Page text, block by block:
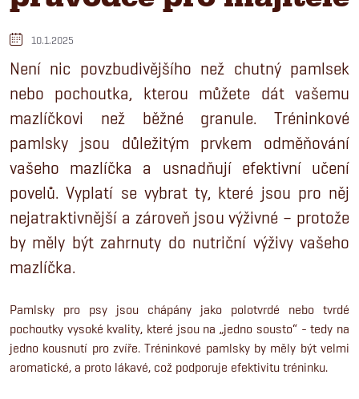
10.1.2025
Není nic povzbudivějšího než chutný pamlsek
nebo pochoutka, kterou můžete dát vašemu
mazlíčkovi než běžné granule. Tréninkové
pamlsky jsou důležitým prvkem odměňování
vašeho mazlíčka a usnadňují efektivní učení
povelů. Vyplatí se vybrat ty, které jsou pro něj
nejatraktivnější a zároveň jsou výživné – protože
by měly být zahrnuty do nutriční výživy vašeho
mazlíčka.
Pamlsky pro psy jsou chápány jako polotvrdé nebo tvrdé
pochoutky vysoké kvality, které jsou na „jedno sousto“ - tedy na
jedno kousnutí pro zvíře. Tréninkové pamlsky by měly být velmi
aromatické, a proto lákavé, což podporuje efektivitu tréninku.